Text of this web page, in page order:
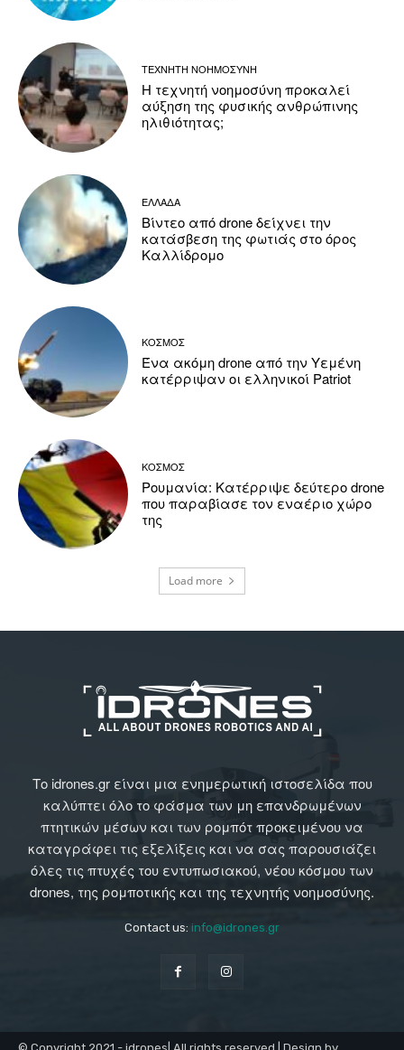
ΤΕΧΝΗΤΗ ΝΟΗΜΟΣΥΝΗ
Η τεχνητή νοημοσύνη προκαλεί
αύξηση της φυσικής ανθρώπινης
ηλιθιότητας;
ΕΛΛΑΔΑ
Βίντεο από drone δείχνει την
κατάσβεση της φωτιάς στο όρος
Καλλίδρομο
ΚΟΣΜΟΣ
Ένα ακόμη drone από την Υεμένη
κατέρριψαν οι ελληνικοί Patriot
ΚΟΣΜΟΣ
Ρουμανία: Κατέρριψε δεύτερο drone
που παραβίασε τον εναέριο χώρο
της
Load more
Το idrones.gr είναι μια ενημερωτική ιστοσελίδα που
καλύπτει όλο το φάσμα των μη επανδρωμένων
πτητικών μέσων και των ρομπότ προκειμένου να
καταγράφει τις εξελίξεις και να σας παρουσιάζει
όλες τις πτυχές του εντυπωσιακού, νέου κόσμου των
drones, της ρομποτικής και της τεχνητής νοημοσύνης.
Contact us: info@idrones.gr